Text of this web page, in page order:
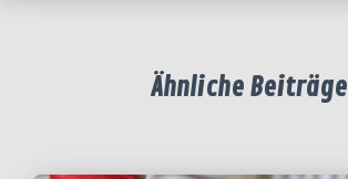
Ähnliche Beiträge